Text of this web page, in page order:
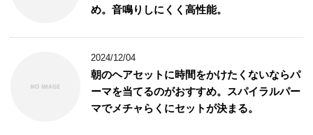
め。音鳴りしにくく高性能。
2024/12/04
朝のヘアセットに時間をかけたくないならパ
ーマを当てるのがおすすめ。スパイラルパー
マでメチャらくにセットが決まる。